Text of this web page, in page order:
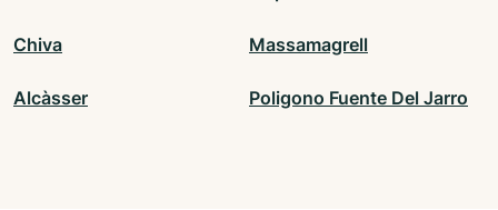
Chiva Massamagrell
Alcàsser Poligono Fuente Del Jarro